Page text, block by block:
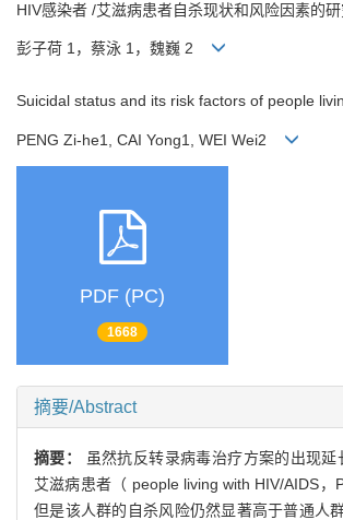
HIV感染者 /艾滋病患者自杀现状和风险因素的
彭子荷 1，蔡泳 1，魏巍 2
Suicidal status and its risk factors of people
PENG Zi-he1, CAI Yong1, WEI Wei2
PDF (PC)
1668
摘要/Abstract
摘要：
虽然抗反转录病毒治疗方案的出现
艾滋病患者（ people living with HIV/AIDS，
但是该人群的自杀风险仍然显著高于普通人